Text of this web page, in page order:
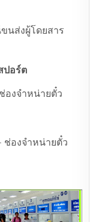
นส่งผู้โดยสาร
ปอร์ต
องจำหน่ายตั๋ว
ช่องจำหน่ายตั๋ว